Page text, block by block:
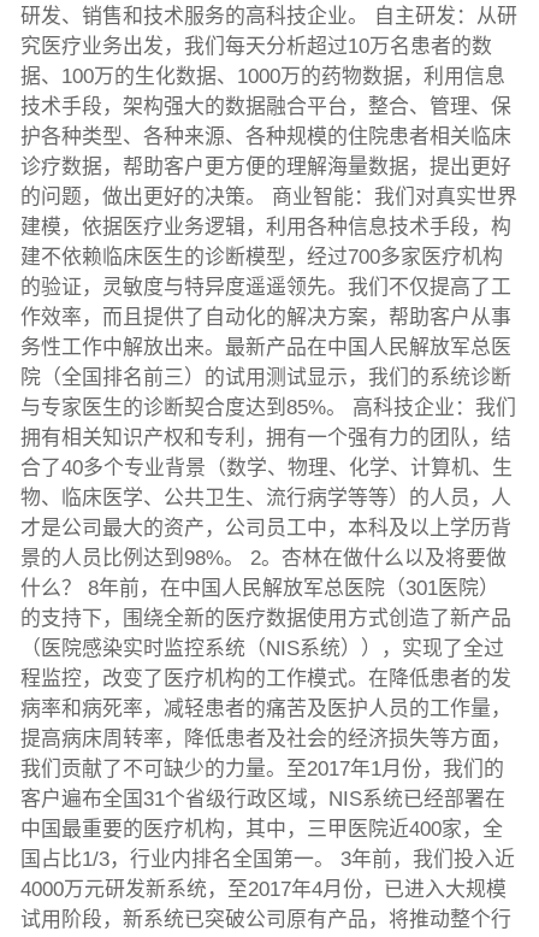
研发、销售和技术服务的高科技企业。 自主研发：从研
究医疗业务出发，我们每天分析超过10万名患者的数
据、100万的生化数据、1000万的药物数据，利用信息
技术手段，架构强大的数据融合平台，整合、管理、保
护各种类型、各种来源、各种规模的住院患者相关临床
诊疗数据，帮助客户更方便的理解海量数据，提出更好
的问题，做出更好的决策。 商业智能：我们对真实世界
建模，依据医疗业务逻辑，利用各种信息技术手段，构
建不依赖临床医生的诊断模型，经过700多家医疗机构
的验证，灵敏度与特异度遥遥领先。我们不仅提高了工
作效率，而且提供了自动化的解决方案，帮助客户从事
务性工作中解放出来。最新产品在中国人民解放军总医
院（全国排名前三）的试用测试显示，我们的系统诊断
与专家医生的诊断契合度达到85%。 高科技企业：我们
拥有相关知识产权和专利，拥有一个强有力的团队，结
合了40多个专业背景（数学、物理、化学、计算机、生
物、临床医学、公共卫生、流行病学等等）的人员，人
才是公司最大的资产，公司员工中，本科及以上学历背
景的人员比例达到98%。 2。杏林在做什么以及将要做
什么？ 8年前，在中国人民解放军总医院（301医院）
的支持下，围绕全新的医疗数据使用方式创造了新产品
（医院感染实时监控系统（NIS系统）），实现了全过
程监控，改变了医疗机构的工作模式。在降低患者的发
病率和病死率，减轻患者的痛苦及医护人员的工作量，
提高病床周转率，降低患者及社会的经济损失等方面，
我们贡献了不可缺少的力量。至2017年1月份，我们的
客户遍布全国31个省级行政区域，NIS系统已经部署在
中国最重要的医疗机构，其中，三甲医院近400家，全
国占比1/3，行业内排名全国第一。 3年前，我们投入近
4000万元研发新系统，至2017年4月份，已进入大规模
试用阶段，新系统已突破公司原有产品，将推动整个行